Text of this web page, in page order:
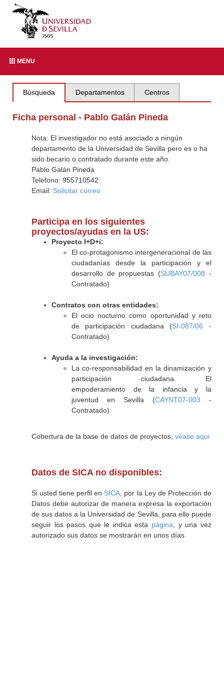
MENU
Búsqueda Departamentos Centros
Ficha personal - Pablo Galán Pineda
Nota: El investigador no está asociado a ningún
departamento de la Universidad de Sevilla pero es o ha
sido becario o contratado durante este año.
Pablo Galán Pineda
Telefono: 955710542
Email: Solicitar correo
Participa en los siguientes
proyectos/ayudas en la US:
Proyecto I+D+i:
El co-protagonismo intergeneracional de las
ciudadanías desde la participación y el
desarrollo de propuestas (SUBAY07/008 -
Contratado)
Contratos con otras entidades:
El ocio nocturno como oportunidad y reto
de participación ciudadana (SI-087/06 -
Contratado)
Ayuda a la investigación:
La co-responsabilidad en la dinamización y
participación ciudadana. El
empoderamiento de la infancia y la
juventud en Sevilla (CAYNT07-003 -
Contratado)
Cobertura de la base de datos de proyectos, véase aqui
Datos de SICA no disponibles:
Si usted tiene perfil en SICA , por la Ley de Protección de
Datos debe autorizar de manera expresa la exportación
de sus datos a la Universidad de Sevilla, para ello puede
seguir los pasos que le indica esta página , y una vez
autorizado sus datos se mostrarán en unos días